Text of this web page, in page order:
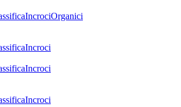
IncrociOrganici
Incroci
Incroci
Incroci